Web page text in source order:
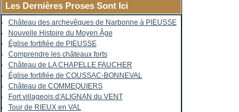
Les Dernières Proses Sont Ici
Château des archevêques de Narbonne à PIEUSSE
Nouvelle Histoire du Moyen Âge
Église fortifiée de PIEUSSE
Comprendre les châteaux forts
Château de LA CHAPELLE FAUCHER
Église fortifiée de COUSSAC-BONNEVAL
Château de COMMEQUIERS
Fort villageois d'ALIGNAN du VENT
Tour de RIEUX en VAL